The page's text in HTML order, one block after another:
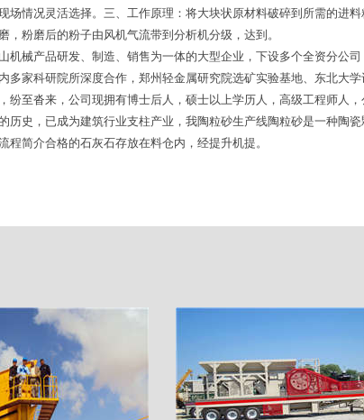
情况灵活选择。三、工作原理：将大块状原材料破碎到所需的进
粉磨后的粉子由风机气流带到分析机分级，达到。
械产品研发、制造、销售为一体的大型企业，下设多个全资分公
家科研院所深度合作，郑州轻金属研究院选矿实验基地、东北大
至沓来，公司现拥有博士后人，硕士以上学历人，高级工程师人
史，已成为建筑行业支柱产业，我陶粒砂生产线陶粒砂是一种陶
简介合格的石灰石存放在料仓内，经提升机提。